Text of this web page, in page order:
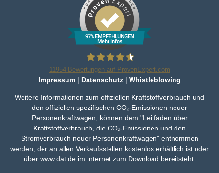
97% EMPFEHLUNGEN
Mehr Infos
Bleker Gruppe
11954Bewertungen auf ProvenExpert.com
Impressum| Datenschutz| Whistleblowing
Weitere Informationen zum offiziellen Kraftstoffverbrauch und
den offiziellen spezifischen CO₂-Emissionen neuer
Personenkraftwagen, können dem "Leitfaden über
Kraftstoffverbrauch, die CO₂-Emissionen und den
Stromverbrauch neuer Personenkraftwagen" entnommen
werden, der an allen Verkaufsstellen kostenlos erhältlich ist oder
über www.dat.de im Internet zum Download bereitsteht.